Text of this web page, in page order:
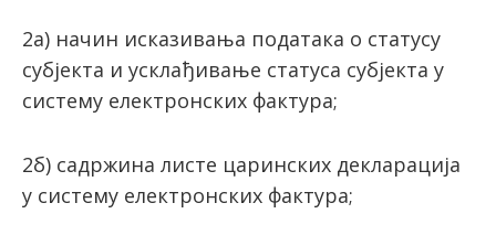
2a) начин исказивања података о статусу
субјекта и усклађивање статуса субјекта у
систему електронских фактура;
2б) садржина листе царинских декларација
у систему електронских фактура;